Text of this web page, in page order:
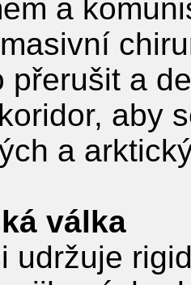
a
přerušit a
aby
a
válka
udržuje